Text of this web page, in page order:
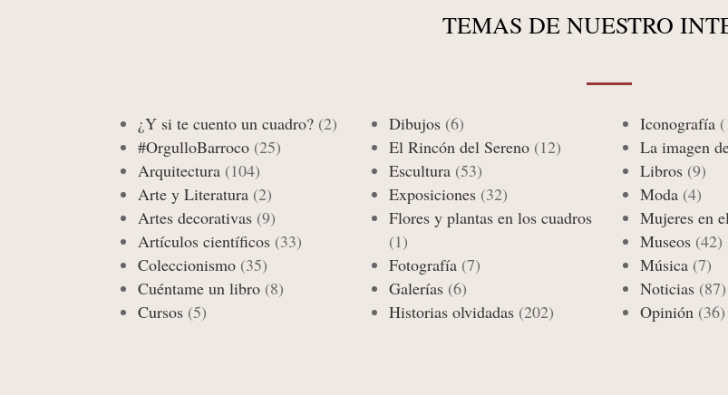
TEMAS DE NUESTRO
¿Y si te cuento un cuadro? (2)
#OrgulloBarroco (25)
Arquitectura (104)
Arte y Literatura (2)
Artes decorativas (9)
Artículos científicos (33)
Coleccionismo (35)
Cuéntame un libro (8)
Cursos (5)
Dibujos (6)
El Rincón del Sereno (12)
Escultura (53)
Exposiciones (32)
Flores y plantas en los cuadros
(1)
Fotografía (7)
Galerías (6)
Historias olvidadas (202)
Iconografía
La imagen
Libros (9)
Moda (4)
Mujeres en
Museos (42)
Música (7)
Noticias (87)
Opinión (36)